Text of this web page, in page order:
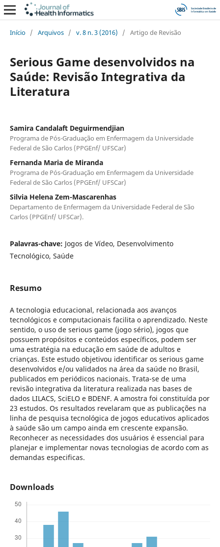
Início / Arquivos / v. 8 n. 3 (2016) / Artigo de Revisão
Serious Game desenvolvidos na
Saúde: Revisão Integrativa da
Literatura
Samira Candalaft Deguirmendjian
Programa de Pós-Graduação em Enfermagem da Universidade
Federal de São Carlos (PPGEnf/ UFSCar)
Fernanda Maria de Miranda
Programa de Pós-Graduação em Enfermagem da Universidade
Federal de São Carlos (PPGEnf/ UFSCar)
Silvia Helena Zem-Mascarenhas
Departamento de Enfermagem da Universidade Federal de São
Carlos (PPGEnf/ UFSCar).
Palavras-chave: Jogos de Vídeo, Desenvolvimento
Tecnológico, Saúde
Resumo
A tecnologia educacional, relacionada aos avanços
tecnológicos e computacionais facilita o aprendizado. Neste
sentido, o uso de serious game (jogo sério), jogos que
possuem propósitos e conteúdos específicos, podem ser
uma estratégia na educação em saúde de adultos e
crianças. Este estudo objetivou identificar os serious game
desenvolvidos e/ou validados na área da saúde no Brasil,
publicados em periódicos nacionais. Trata-se de uma
revisão integrativa da literatura realizada nas bases de
dados LILACS, SciELO e BDENF. A amostra foi constituída por
23 estudos. Os resultados revelaram que as publicações na
linha de pesquisa tecnológica de jogos educativos aplicados
à saúde são um campo ainda em crescente expansão.
Reconhecer as necessidades dos usuários é essencial para
planejar e implementar novas tecnologias de acordo com as
demandas especificas.
Downloads